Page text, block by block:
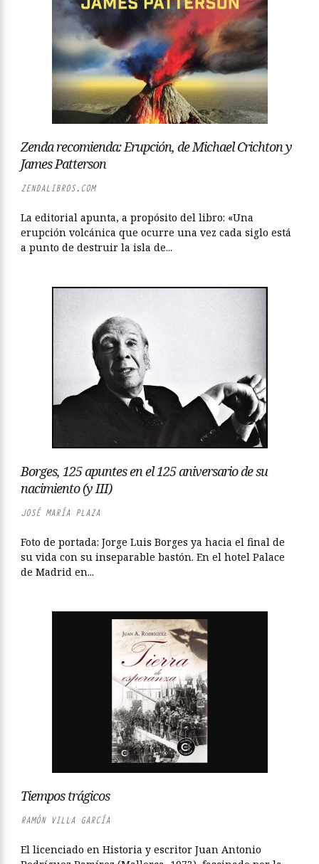
Zenda recomienda: Erupción, de Michael Crichton y
James Patterson
ZENDALIBROS.COM
La editorial apunta, a propósito del libro: «Una
erupción volcánica que ocurre una vez cada siglo está
a punto de destruir la isla de...
Borges, 125 apuntes en el 125 aniversario de su
nacimiento (y III)
JOSÉ MARÍA PLAZA
Foto de portada: Jorge Luis Borges ya hacia el final de
su vida con su inseparable bastón. En el hotel Palace
de Madrid en...
Tiempos trágicos
RAMÓN VILLA GARCÍA
El licenciado en Historia y escritor Juan Antonio